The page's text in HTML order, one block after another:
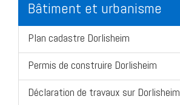
Bâtiment et urbanisme
Plan cadastre Dorlisheim
Permis de construire Dorlisheim
Déclaration de travaux sur Dorlisheim